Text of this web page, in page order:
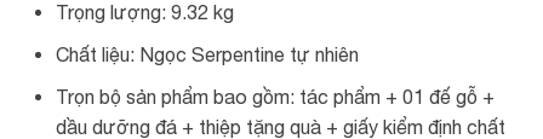
Trọng lượng: 9.32 kg
Chất liệu: Ngọc Serpentine tự nhiên
Trọn bộ sản phẩm bao gồm: tác phẩm + 01 đế gỗ +
dầu dưỡng đá + thiệp tặng quà + giấy kiểm định chất